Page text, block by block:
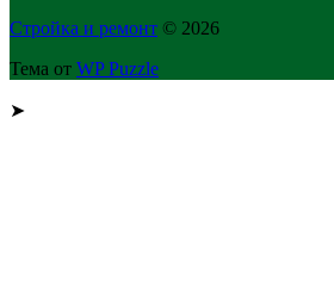
Стройка и ремонт © 2026
Тема от WP Puzzle
➤